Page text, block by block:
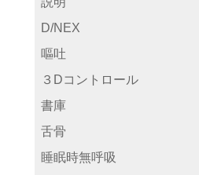
D/NEX
嘔吐
３Dコントロール
書庫
舌骨
睡眠時無呼吸